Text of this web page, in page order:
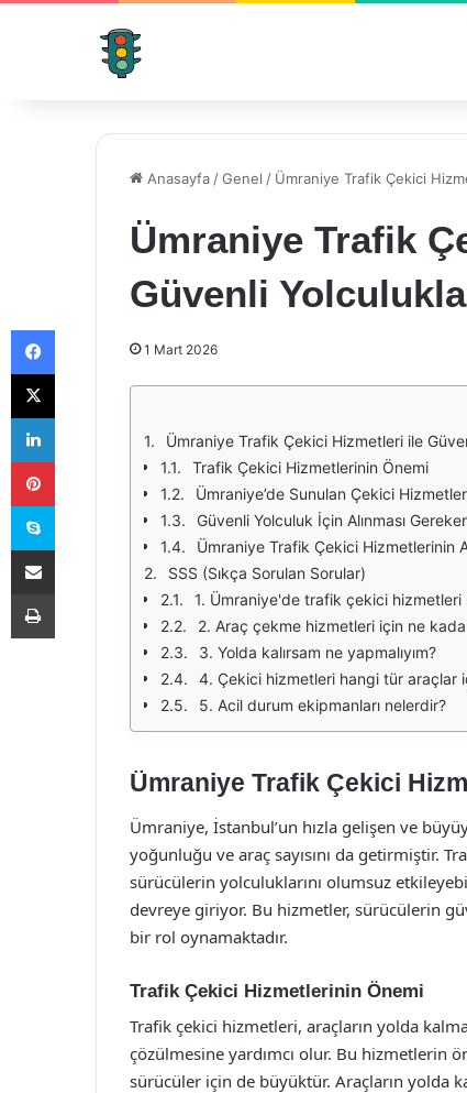
Anasayfa /Genel / Ümraniye Trafik Çekici
Ümraniye Trafik
Güvenli
1 Mart 2026
Ümraniye Trafik Çekici Hizmetleri ile
Trafik Çekici Hizmetlerinin Önemi
Ümraniye’de Sunulan Çekici
Güvenli Yolculuk İçin Alınması
Ümraniye Trafik Çekici Hizmetlerinin
SSS (Sıkça Sorulan Sorular)
1. Ümraniye'de trafik çekici
2. Araç çekme hizmetleri için ne
3. Yolda kalırsam ne yapmalıyım?
4. Çekici hizmetleri hangi tür araçlar
5. Acil durum ekipmanları nelerdir?
Ümraniye Trafik Çekici
Ümraniye, İstanbul’un hızla gelişen ve
yoğunluğu ve araç sayısını da getirmiştir.
sürücülerin yolculuklarını olumsuz
devreye giriyor. Bu hizmetler, sürücülerin
bir rol oynamaktadır.
Trafik Çekici Hizmetlerinin Önemi
Trafik çekici hizmetleri, araçların yolda
çözülmesine yardımcı olur. Bu hizmetlerin
sürücüler için de büyüktür. Araçların yolda
Facebook
X
LinkedIn
Pinterest
Skype
E-Posta ile paylaş